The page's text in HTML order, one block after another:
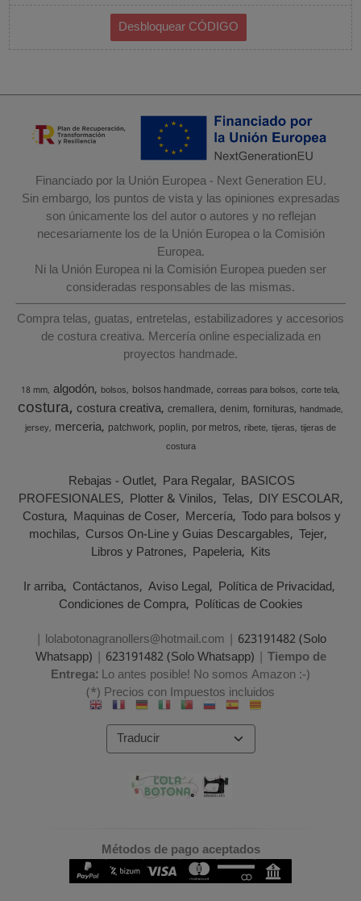
Financiado por la Unión Europea - Next Generation EU.
Sin embargo, los puntos de vista y las opiniones expresadas
son únicamente los del autor o autores y no reflejan
necesariamente los de la Unión Europea o la Comisión
Europea.
Ni la Unión Europea ni la Comisión Europea pueden ser
consideradas responsables de las mismas.
Compra telas, guatas, entretelas, estabilizadores y accesorios
de costura creativa. Mercería online especializada en
proyectos handmade.
18 mm algodón bolsos bolsos handmade correas para bolsos corte tela
costura costura creativa cremallera denim fornituras handmade
jersey merceria patchwork poplin por metros ribete tijeras tijeras de
costura
Rebajas - Outlet Para Regalar BASICOS
PROFESIONALES Plotter & Vinilos Telas DIY ESCOLAR
Costura Maquinas de Coser Mercería Todo para bolsos y
mochilas Cursos On-Line y Guias Descargables Tejer
Libros y Patrones Papeleria Kits
Ir arriba Contáctanos Aviso Legal Política de Privacidad
Condiciones de Compra Políticas de Cookies
| lolabotonagranollers@hotmail.com | 623191482 (Solo
Whatsapp) | 623191482 (Solo Whatsapp) | Tiempo de
Entrega:Lo antes posible! No somos Amazon :-)
(*) Precios con Impuestos incluidos
Métodos de pago aceptados